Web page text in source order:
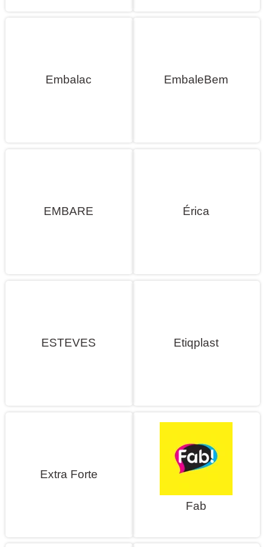
Embalac EmbaleBem
EMBARE Érica
ESTEVES Etiqplast
Extra Forte
Fab